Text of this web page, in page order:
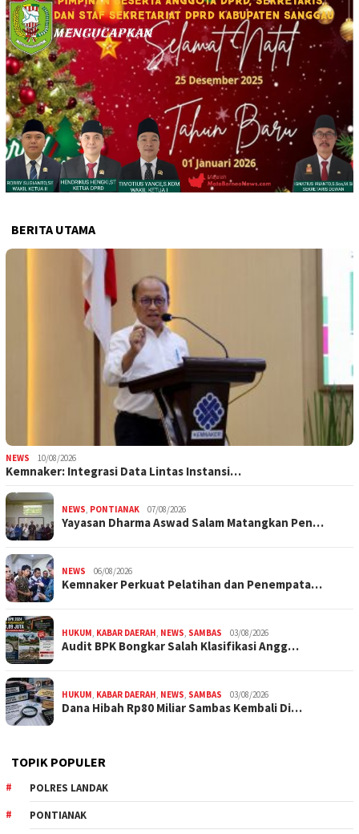
BERITA UTAMA
NEWS 10/08/2026
Kemnaker: Integrasi Data Lintas Instansi…
NEWS, PONTIANAK 07/08/2026
Yayasan Dharma Aswad Salam Matangkan Pen…
NEWS 06/08/2026
Kemnaker Perkuat Pelatihan dan Penempata…
HUKUM, KABAR DAERAH, NEWS, SAMBAS 03/08/2026
Audit BPK Bongkar Salah Klasifikasi Angg…
HUKUM, KABAR DAERAH, NEWS, SAMBAS 03/08/2026
Dana Hibah Rp80 Miliar Sambas Kembali Di…
TOPIK POPULER
POLRES LANDAK
PONTIANAK